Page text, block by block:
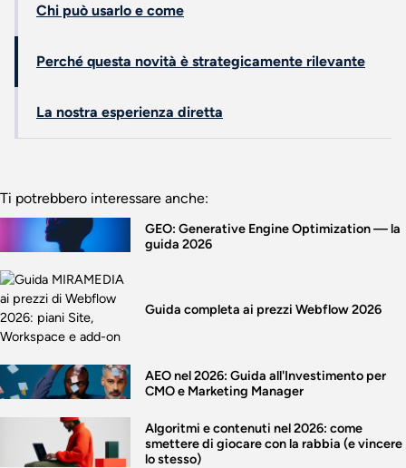
Chi può usarlo e come
Perché questa novità è strategicamente rilevante
La nostra esperienza diretta
Ti potrebbero interessare anche:
GEO: Generative Engine Optimization — la
guida 2026
Guida completa ai prezzi Webflow 2026
AEO nel 2026: Guida all'Investimento per
CMO e Marketing Manager
Algoritmi e contenuti nel 2026: come
smettere di giocare con la rabbia (e vincere
lo stesso)